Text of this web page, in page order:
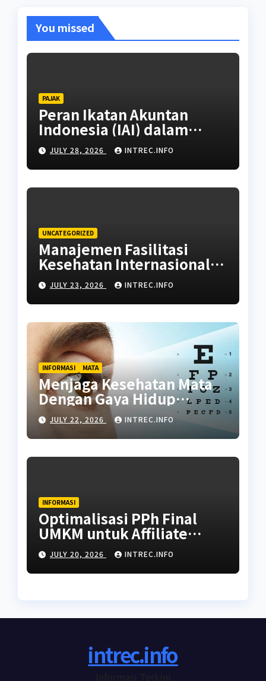
You missed
PAJAK
Peran Ikatan Akuntan
Indonesia (IAI) dalam
Standarisasi Brevet Pajak
JULY 28, 2026 INTREC.INFO
UNCATEGORIZED
Manajemen Fasilitasi
Kesehatan Internasional:
Panduan Memilih Rujukan
Rumah Sakit dan Dokter
Ahli
JULY 23, 2026 INTREC.INFO
INFORMASI MATA
Menjaga Kesehatan Mata
Dengan Gaya Hidup
Seimbang
JULY 22, 2026 INTREC.INFO
INFORMASI
Optimalisasi PPh Final
UMKM untuk Affiliate
dengan Penghasilan Tidak
Tetap
JULY 20, 2026 INTREC.INFO
intrec.info